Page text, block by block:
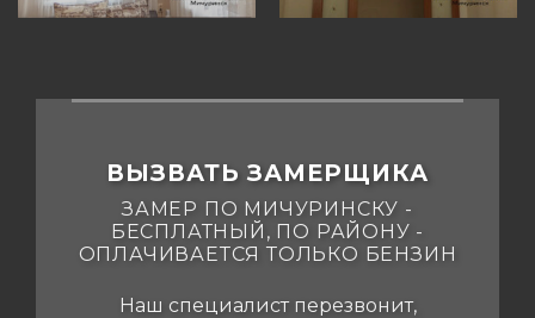
ВЫЗВАТЬ ЗАМЕРЩИКА
ЗАМЕР ПО МИЧУРИНСКУ -
БЕСПЛАТНЫЙ, ПО РАЙОНУ -
ОПЛАЧИВАЕТСЯ ТОЛЬКО БЕНЗИН
Наш специалист перезвонит,